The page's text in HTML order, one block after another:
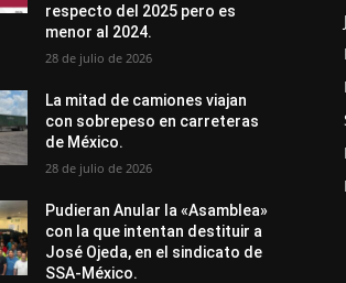
respecto del 2025 pero es
menor al 2024.
28 de julio de 2026
La mitad de camiones viajan
con sobrepeso en carreteras
de México.
28 de julio de 2026
Pudieran Anular la «Asamblea»
con la que intentan destituir a
José Ojeda, en el sindicato de
SSA-México.